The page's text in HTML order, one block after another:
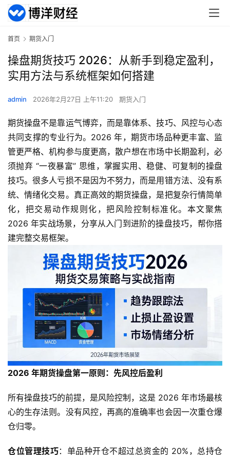
首页 期货入门
操盘期货技巧 2026：从新手到稳定盈利，
实用方法与系统框架如何搭建
admin 2026年2月27日 上午11:20 期货入门
期货操盘不是靠运气博弈，而是靠体系、技巧、风控与心态
共同支撑的专业行为。2026 年，期货市场品种更丰富、监
管更严格、机构参与度更高，散户想在市场中长期盈利，必
须抛弃 “一夜暴富” 思维，掌握实用、稳健、可复制的操盘
技巧。很多人亏损不是因为不努力，而是用错方法、没有系
统、情绪化交易。真正高效的期货操盘，是把复杂行情简单
化，把交易动作规则化，把风险控制标准化。本文聚焦
2026 年实战场景，分享从入门到进阶的操盘技巧，帮你搭
建完整交易框架。
2026 年期货操盘第一原则：先风控后盈利
所有操盘技巧的前提，是风险控制，这是 2026 年市场最核
心的生存法则。没有风控，再高的准确率也会因一次重仓爆
仓归零。
仓位管理技巧：单品种开仓不超过总资金的 20%，总持仓